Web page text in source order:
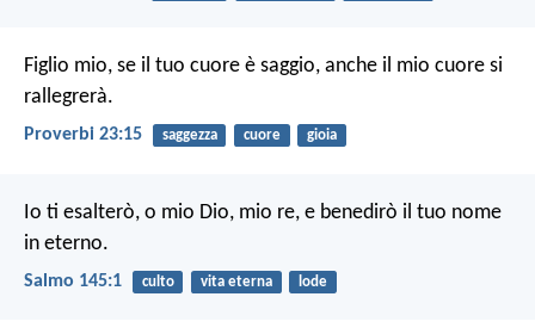
Figlio mio, se il tuo cuore è saggio, anche il mio cuore si
rallegrerà.
Proverbi 23:15 saggezza cuore gioia
Io ti esalterò, o mio Dio, mio re, e benedirò il tuo nome
in eterno.
Salmo 145:1 culto vita eterna lode